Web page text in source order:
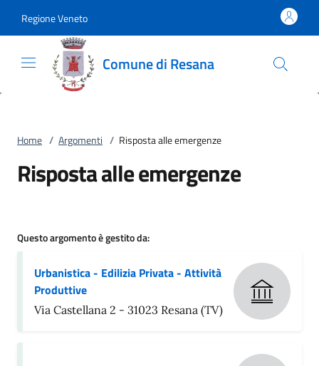
Regione Veneto
Comune di Resana
Home / Argomenti / Risposta alle emergenze
Risposta alle emergenze
Questo argomento è gestito da:
Urbanistica - Edilizia Privata - Attività
Produttive
Via Castellana 2 - 31023 Resana (TV)